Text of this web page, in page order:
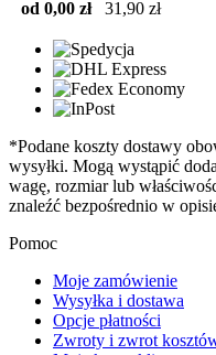
od 0,00 zł
31,90 zł
*Podane koszty dostawy
wysyłki. Mogą wystąpić
wagę, rozmiar lub
znaleźć bezpośrednio w
Pomoc
Moje zamówienie
Wysyłka i dostawa
Opcje płatności
Zwroty i zwrot